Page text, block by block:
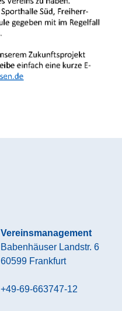
Vereinsmanagement
Babenhäuser Landstr. 6
60599 Frankfurt
+49-69-663747-12